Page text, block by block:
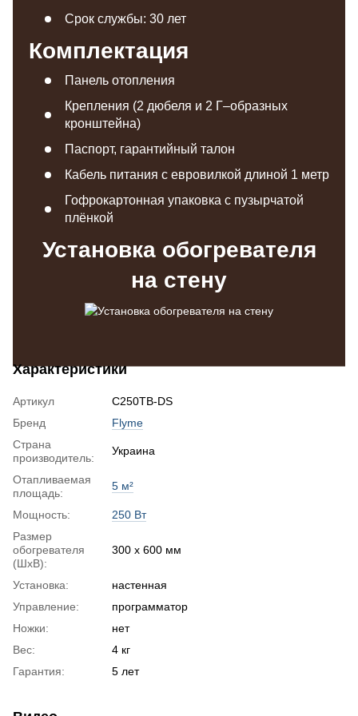
Срок службы: 30 лет
Комплектация
Панель отопления
Крепления (2 дюбеля и 2 Г–образных
кронштейна)
Паспорт, гарантийный талон
Кабель питания с евровилкой длиной 1 метр
Гофрокартонная упаковка с пузырчатой
плёнкой
Установка обогревателя
на стену
Характеристики
Артикул
C250TB-DS
Бренд
Flyme
Страна
производитель:
Украина
Отапливаемая
площадь:
5 м²
Мощность:
250 Вт
Размер
обогревателя
(ШхВ):
300 х 600 мм
Установка:
настенная
Управление:
программатор
Ножки:
нет
Вес:
4 кг
Гарантия:
5 лет